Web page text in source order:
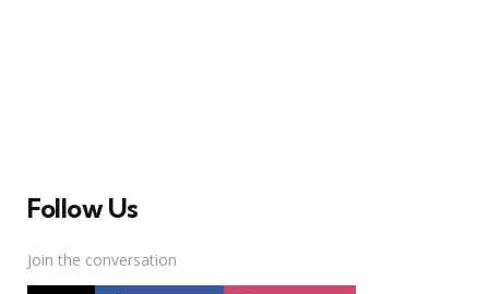
Follow Us
Join the conversation